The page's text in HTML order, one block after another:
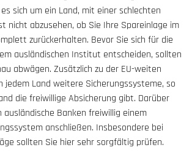
sich um ein Land, mit einer schlechten
nicht abzusehen, ob Sie Ihre Spareinlage im
zurückerhalten. Bevor Sie sich für die
ausländischen Institut entscheiden, sollten
abwägen. Zusätzlich zu der EU-weiten
jedem Land weitere Sicherungssysteme, so
die freiwillige Absicherung gibt. Darüber
ausländische Banken freiwillig einem
anschließen. Insbesondere bei
sollten Sie hier sehr sorgfältig prüfen.